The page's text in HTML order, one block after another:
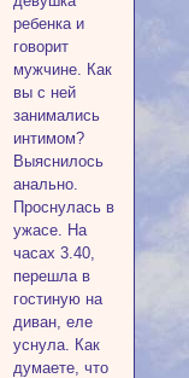
ребенка и
говорит
мужчине. Как
вы с ней
занимались
интимом?
Выяснилось
анально.
Проснулась в
ужасе. На
часах 3.40,
перешла в
гостиную на
диван, еле
уснула. Как
думаете, что